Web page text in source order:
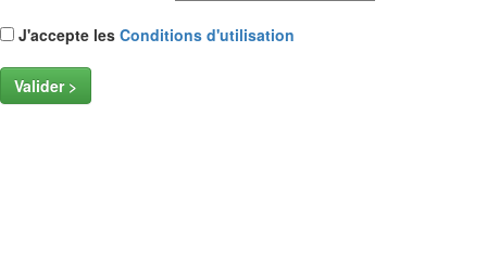
J'accepte les Conditions d'utilisation
Valider >